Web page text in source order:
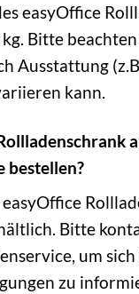
easyOffice
Bitte beachten
Ausstattung
kann.
bestellen?
Bitte
um
zu